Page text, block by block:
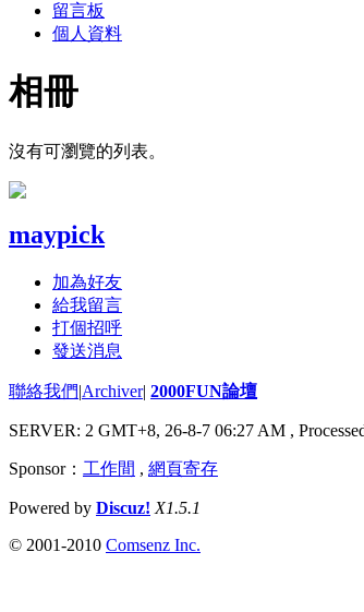
留言板
個人資料
相冊
沒有可瀏覽的列表。
maypick
加為好友
給我留言
打個招呼
發送消息
聯絡我們|Archiver| 2000FUN論壇
SERVER: 2 GMT+8, 26-8-7 06:27 AM ,
Sponsor： 工作間 , 網頁寄存
Powered by Discuz! X1.5.1
© 2001-2010 Comsenz Inc.